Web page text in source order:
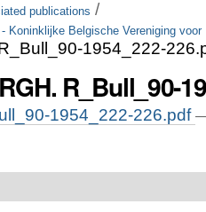
publications /
Koninklijke Belgische Vereniging voor
1954_222-
R_Bull_90-
1954_222-226.pdf —